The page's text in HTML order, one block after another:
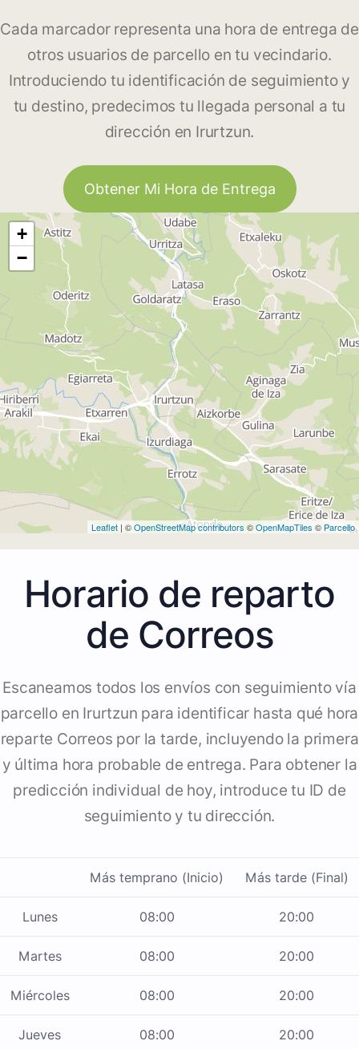
Cada marcador representa una hora de entrega de
otros usuarios de parcello en tu vecindario.
Introduciendo tu identificación de seguimiento y
tu destino, predecimos tu llegada personal a tu
dirección en Irurtzun.
Obtener Mi Hora de Entrega
+
−
Leaflet | ©OpenStreetMap contributors ©OpenMapTiles © Parcello
Horario de reparto
de Correos
Escaneamos todos los envíos con seguimiento vía
parcello en Irurtzun para identificar hasta qué hora
reparte Correos por la tarde, incluyendo la primera
y última hora probable de entrega. Para obtener la
predicción individual de hoy, introduce tu ID de
seguimiento y tu dirección.
Más temprano (Inicio) Más tarde (Final)
Lunes 08:00 20:00
Martes 08:00 20:00
Miércoles 08:00 20:00
Jueves 08:00 20:00